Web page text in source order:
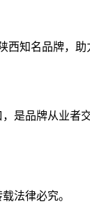
知名品牌，
是品牌从业
法律必究。